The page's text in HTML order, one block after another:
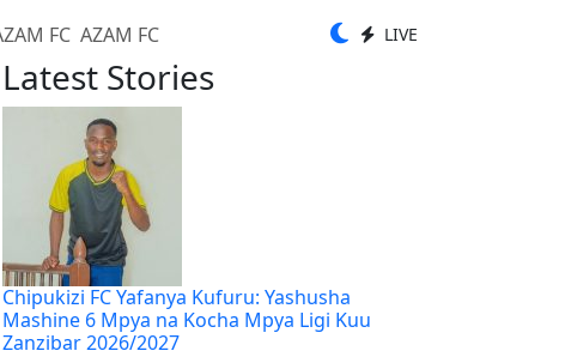
AZAM FC LIVE
Latest Stories
Chipukizi FC Yafanya Kufuru: Yashusha
Mashine 6 Mpya na Kocha Mpya Ligi Kuu
Zanzibar 2026/2027